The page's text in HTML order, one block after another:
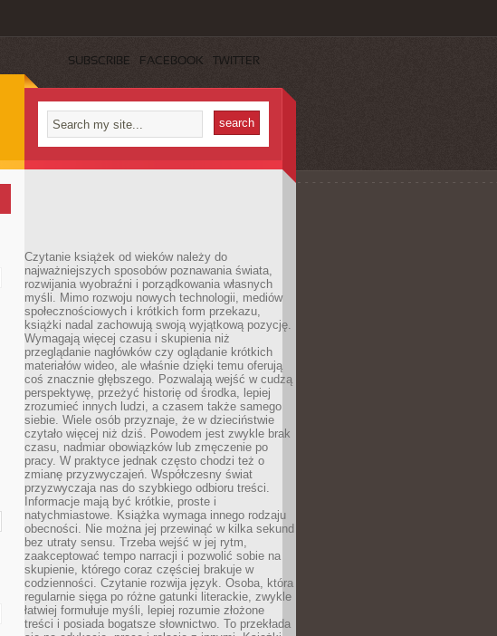
SUBSCRIBE FACEBOOK TWITTER
Czytanie książek od wieków należy do
najważniejszych sposobów poznawania świata,
rozwijania wyobraźni i porządkowania własnych
myśli. Mimo rozwoju nowych technologii, mediów
społecznościowych i krótkich form przekazu,
książki nadal zachowują swoją wyjątkową pozycję.
Wymagają więcej czasu i skupienia niż
przeglądanie nagłówków czy oglądanie krótkich
materiałów wideo, ale właśnie dzięki temu oferują
coś znacznie głębszego. Pozwalają wejść w cudzą
perspektywę, przeżyć historię od środka, lepiej
zrozumieć innych ludzi, a czasem także samego
siebie. Wiele osób przyznaje, że w dzieciństwie
czytało więcej niż dziś. Powodem jest zwykle brak
czasu, nadmiar obowiązków lub zmęczenie po
pracy. W praktyce jednak często chodzi też o
zmianę przyzwyczajeń. Współczesny świat
przyzwyczaja nas do szybkiego odbioru treści.
Informacje mają być krótkie, proste i
natychmiastowe. Książka wymaga innego rodzaju
obecności. Nie można jej przewinąć w kilka sekund
bez utraty sensu. Trzeba wejść w jej rytm,
zaakceptować tempo narracji i pozwolić sobie na
skupienie, którego coraz częściej brakuje w
codzienności. Czytanie rozwija język. Osoba, która
regularnie sięga po różne gatunki literackie, zwykle
łatwiej formułuje myśli, lepiej rozumie złożone
treści i posiada bogatsze słownictwo. To przekłada